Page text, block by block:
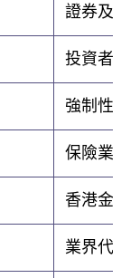
證券及期
投資者及
強制性公
保險業監
香港金融
業界代表